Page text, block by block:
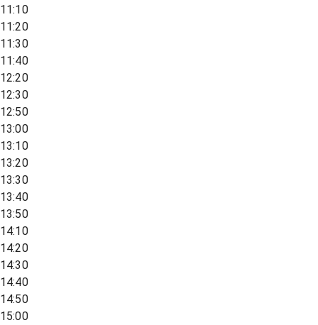
11:10
11:20
11:30
11:40
12:20
12:30
12:50
13:00
13:10
13:20
13:30
13:40
13:50
14:10
14:20
14:30
14:40
14:50
15:00